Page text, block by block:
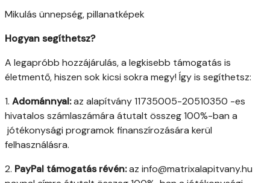
Mikulás ünnepség, pillanatképek
Hogyan segíthetsz?
A legapróbb hozzájárulás, a legkisebb támogatás is
életmentő, hiszen sok kicsi sokra megy! Így is segíthetsz:
1. Adománnyal:az alapítvány 11735005-20510350 -es
hivatalos számlaszámára átutalt összeg 100%-ban a
jótékonysági programok finanszírozására kerül
felhasználásra.
2. PayPal támogatás révén:az info@matrixalapitvany.hu